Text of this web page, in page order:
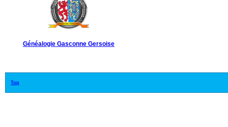
Généalogie Gasconne Gersoise
Top